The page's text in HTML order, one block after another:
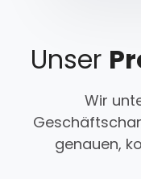
Unser
Wir
genauen,